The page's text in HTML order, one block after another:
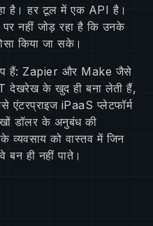
है। हर टूल में एक API है।
नहीं जोड़ रहा है कि उनके
किया जा सके।
हैं: Zapier और Make जैसे
देखरेख के खुद ही बना लेती हैं,
iPaaS प्लेटफॉर्म
डॉलर के अनुबंध की
व्यवसाय को वास्तव में जिन
ही नहीं पाते।